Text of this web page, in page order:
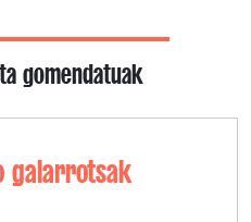
gomendatuak
galarrotsak